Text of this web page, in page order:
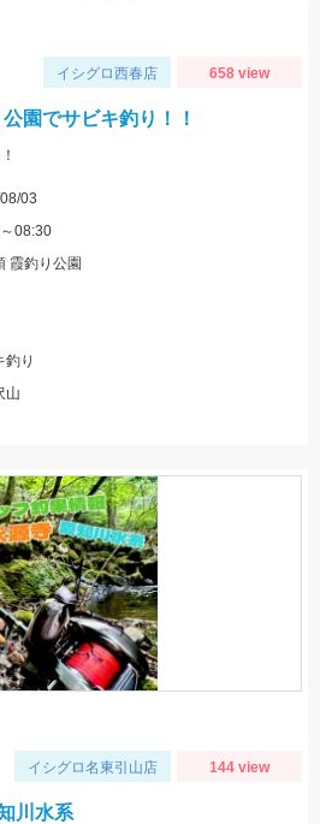
イシグロ西春店 658 view
園でサビキ釣り！！
03
08:30
霞釣り公園
釣り
山
イシグロ名東引山店 144 view
川水系